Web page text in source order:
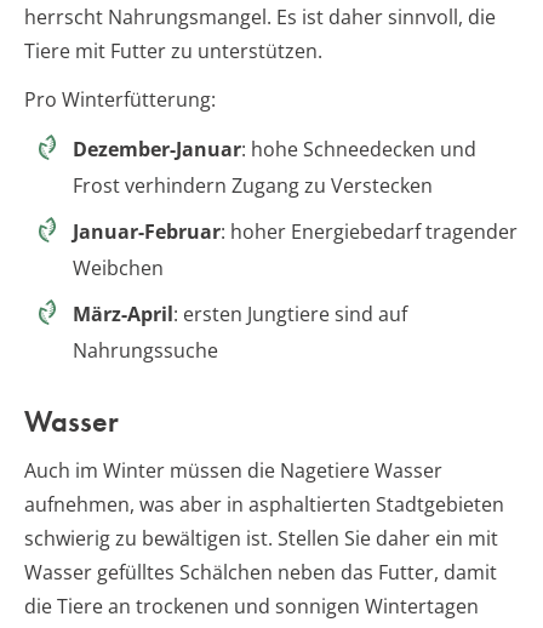
herrscht Nahrungsmangel. Es ist daher sinnvoll, die
Tiere mit Futter zu unterstützen.
Pro Winterfütterung:
Dezember-Januar: hohe Schneedecken und
Frost verhindern Zugang zu Verstecken
Januar-Februar: hoher Energiebedarf tragender
Weibchen
März-April: ersten Jungtiere sind auf
Nahrungssuche
Wasser
Auch im Winter müssen die Nagetiere Wasser
aufnehmen, was aber in asphaltierten Stadtgebieten
schwierig zu bewältigen ist. Stellen Sie daher ein mit
Wasser gefülltes Schälchen neben das Futter, damit
die Tiere an trockenen und sonnigen Wintertagen